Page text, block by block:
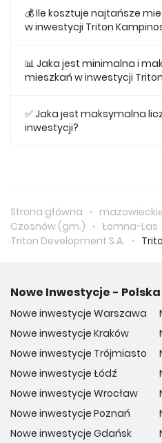
💰 Ile kosztuje najtańsze
w inwestycji Triton
299 000 zł.
📊 Jaka jest minimalna i
mieszkań w inwestycji
Kampinos III posiada 75,34,
mieszkanie ma metraż 25,75.
✅ Jaka jest maksymalna
inwestycji?
Strona główna
Czosnów (gm.)
Łomna-Las
Triton Development S.A.
Nowe Inwestycje - Polska
Nowe inwestycje Warszawa
Nowe inwestycje Kraków
Nowe inwestycje Trójmiasto
Nowe inwestycje Łódź
Nowe inwestycje Wrocław
Nowe inwestycje Poznań
Nowe inwestycje Gdańsk